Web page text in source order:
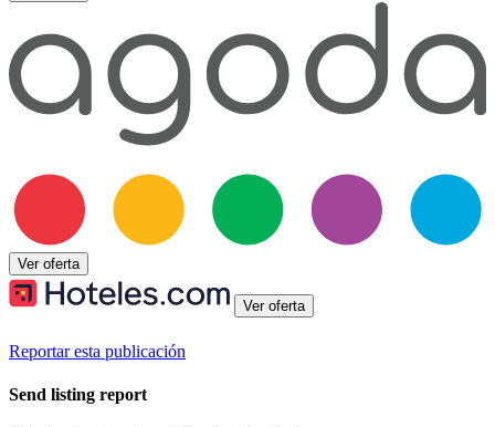
Ver oferta
Ver oferta
Reportar esta publicación
Send listing report